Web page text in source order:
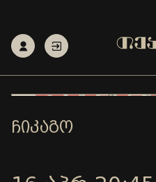
ᲩᲘᲙᲐᲒᲝ